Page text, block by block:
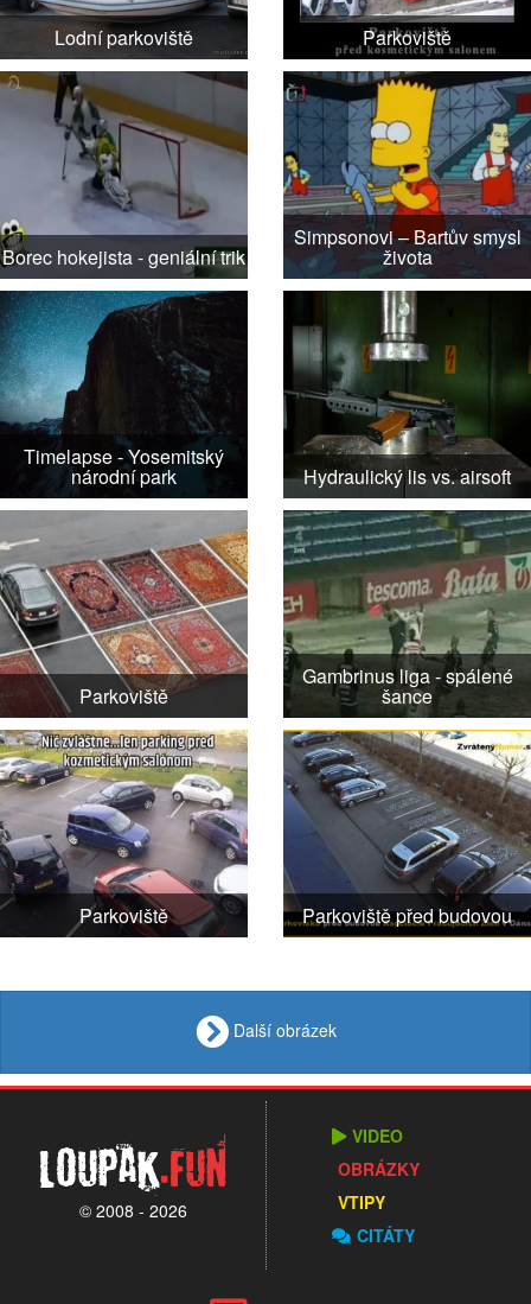
Lodní parkoviště Parkoviště
Borec hokejista - geniální trik
Simpsonovi – Bartův smysl
života
Timelapse - Yosemitský
národní park Hydraulický lis vs. airsoft
Parkoviště
Gambrinus liga - spálené
šance
Parkoviště Parkoviště před budovou
Další obrázek
Loupak.fun
© 2008 - 2026
VIDEO
OBRÁZKY
VTIPY
CITÁTY